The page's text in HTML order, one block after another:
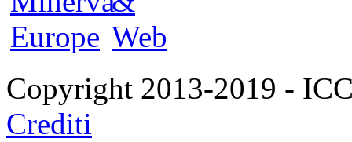
Copyright 2013-2019 -
Crediti